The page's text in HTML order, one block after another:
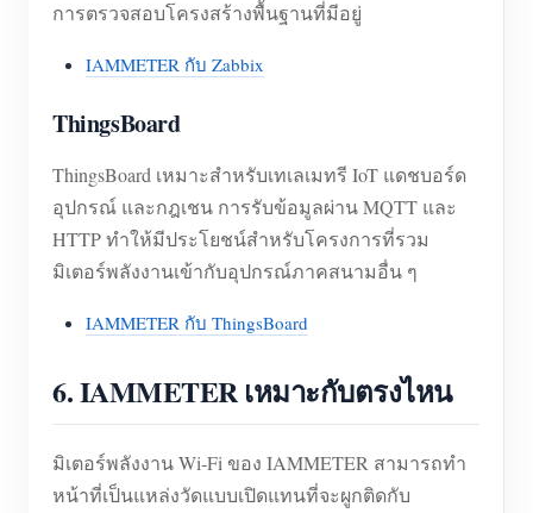
การตรวจสอบโครงสร้างพื้นฐานที่มีอยู่
IAMMETER กับ Zabbix
ThingsBoard
ThingsBoard เหมาะสำหรับเทเลเมทรี IoT แดชบอร์ด
อุปกรณ์ และกฎเชน การรับข้อมูลผ่าน MQTT และ
HTTP ทำให้มีประโยชน์สำหรับโครงการที่รวม
มิเตอร์พลังงานเข้ากับอุปกรณ์ภาคสนามอื่น ๆ
IAMMETER กับ ThingsBoard
6. IAMMETER เหมาะกับตรงไหน
มิเตอร์พลังงาน Wi-Fi ของ IAMMETER สามารถทำ
หน้าที่เป็นแหล่งวัดแบบเปิดแทนที่จะผูกติดกับ